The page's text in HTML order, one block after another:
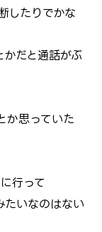
したりでかな
だと通話がぶ
か思っていた
行って
たいなのはない